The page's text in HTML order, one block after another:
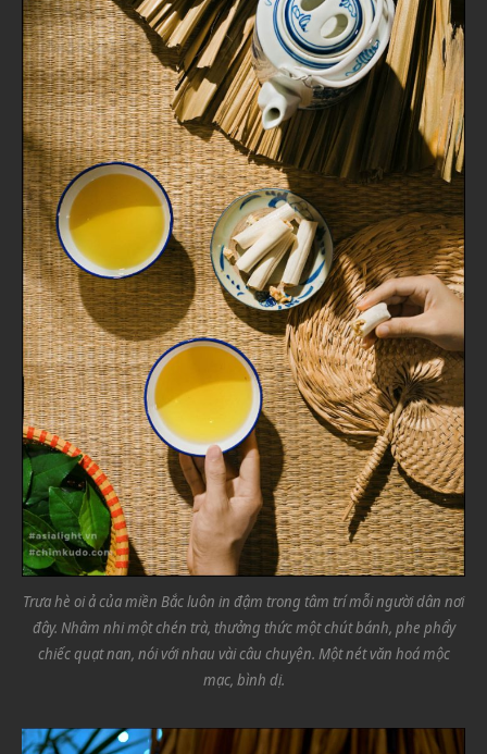
Trưa hè oi ả của miền Bắc luôn in đậm trong tâm trí mỗi người dân nơi
đây. Nhâm nhi một chén trà, thưởng thức một chút bánh, phe phẩy
chiếc quạt nan, nói với nhau vài câu chuyện. Một nét văn hoá mộc
mạc, bình dị.